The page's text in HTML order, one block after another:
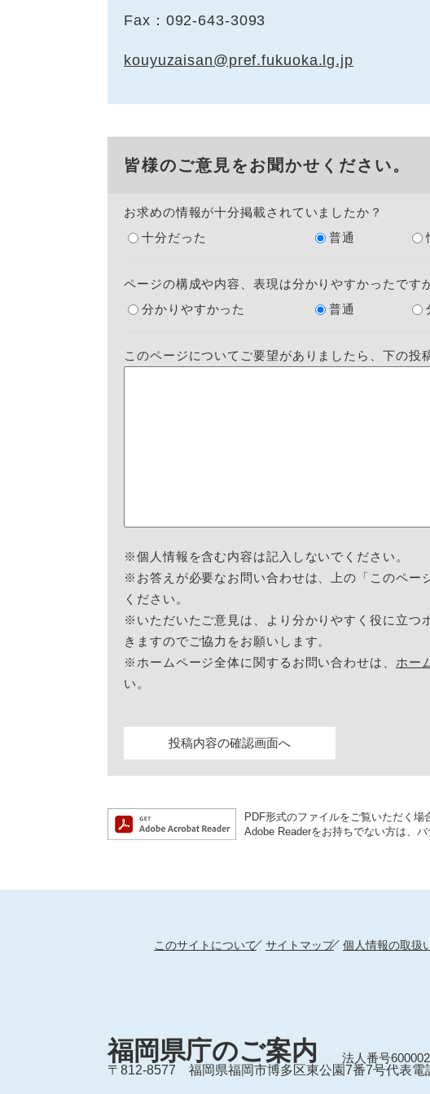
Fax：092-643-3093
kouyuzaisan@pref.fukuoka.lg.jp
皆様のご意見をお聞かせください。
お求めの情報が十分掲載されていましたか？
十分だった
普通
ページの構成や内容、表現は分かりやすかったです
分かりやすかった
普通
このページについてご要望がありましたら、下の投
※個人情報を含む内容は記入しないでください。
※お答えが必要なお問い合わせは、上の「このペー
ください。
※いただいたご意見は、より分かりやすく役に立つ
きますのでご協力をお願いします。
※ホームページ全体に関するお問い合わせは、 ホー
い。
PDF形式のファイルをご覧いただく場
Adobe Readerをお持ちでない方は、
このサイトについて サイトマップ 個人情報の取扱
福岡県庁のご案内
法人番号
〒812-8577
福岡県福岡市博多区東公園7番7号代表電